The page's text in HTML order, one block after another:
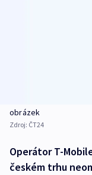
obrázek
Zdroj: ČT24
Operátor T-
českém trhu